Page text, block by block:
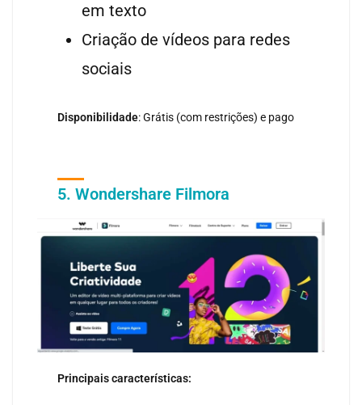
em texto
Criação de vídeos para redes
sociais
Disponibilidade: Grátis (com restrições) e pago
5. Wondershare Filmora
Principais características: